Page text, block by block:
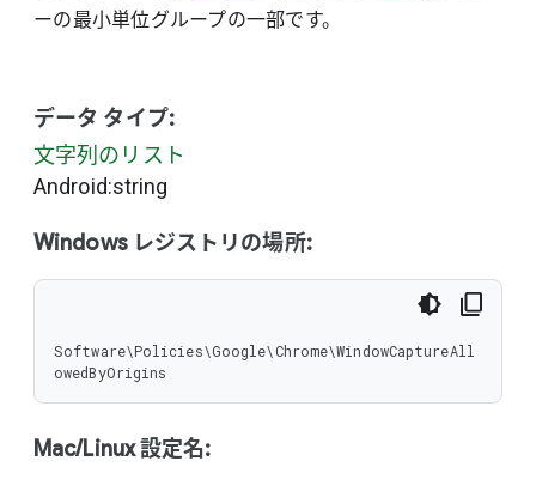
ーの最小単位グループの一部です。
データ タイプ:
文字列のリスト
Android:string
Windows レジストリの場所:
Software\Policies\Google\Chrome\WindowCaptureAll
owedByOrigins
Mac/Linux 設定名: